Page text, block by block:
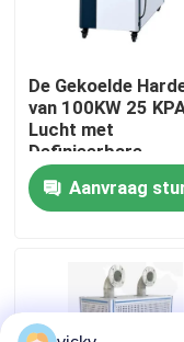
Nieuws
Gevallen
Hoge
De Gekoelde
van 100KW 25
Lucht met
Definieerbare
Temperatuur
Aanvraag